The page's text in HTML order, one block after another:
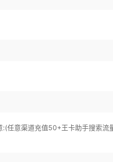
任意渠道充值50+王卡助手搜索